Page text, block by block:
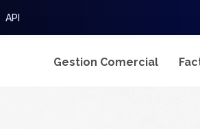
API
Gestion Comercial